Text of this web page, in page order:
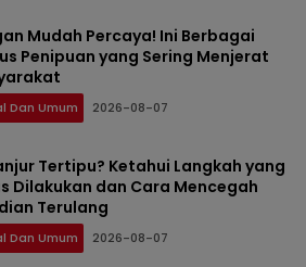
Mudah Percaya! Ini Berbagai
Penipuan yang Sering Menjerat
Dan Umum 2026-08-07
Tertipu? Ketahui Langkah yang
Dilakukan dan Cara Mencegah
Terulang
Dan Umum 2026-08-07